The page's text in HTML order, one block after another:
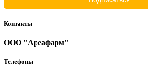
Контакты
ООО "Ареафарм"
Телефоны